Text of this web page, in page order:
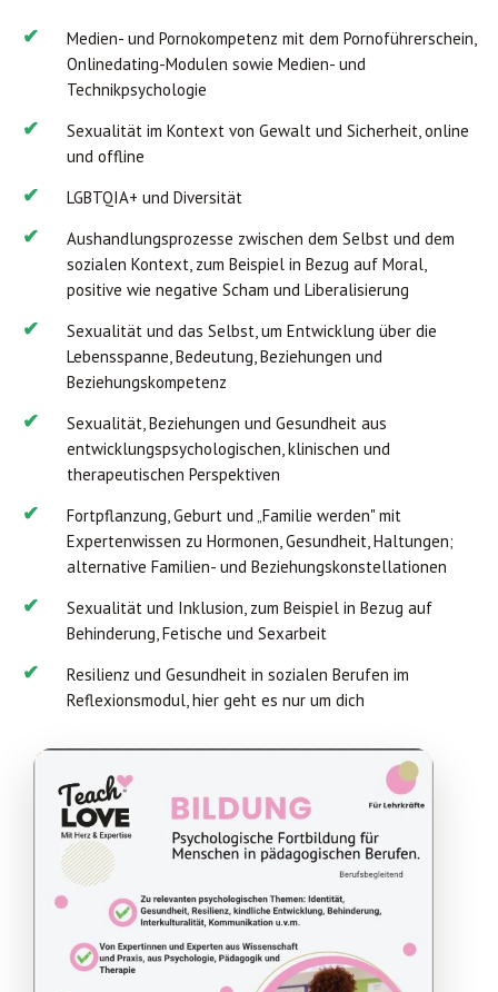
Medien- und Pornokompetenz mit dem Pornoführerschein,
Onlinedating-Modulen sowie Medien- und
Technikpsychologie
Sexualität im Kontext von Gewalt und Sicherheit, online
und offline
LGBTQIA+ und Diversität
Aushandlungsprozesse zwischen dem Selbst und dem
sozialen Kontext, zum Beispiel in Bezug auf Moral,
positive wie negative Scham und Liberalisierung
Sexualität und das Selbst, um Entwicklung über die
Lebensspanne, Bedeutung, Beziehungen und
Beziehungskompetenz
Sexualität, Beziehungen und Gesundheit aus
entwicklungspsychologischen, klinischen und
therapeutischen Perspektiven
Fortpflanzung, Geburt und „Familie werden" mit
Expertenwissen zu Hormonen, Gesundheit, Haltungen;
alternative Familien- und Beziehungskonstellationen
Sexualität und Inklusion, zum Beispiel in Bezug auf
Behinderung, Fetische und Sexarbeit
Resilienz und Gesundheit in sozialen Berufen im
Reflexionsmodul, hier geht es nur um dich